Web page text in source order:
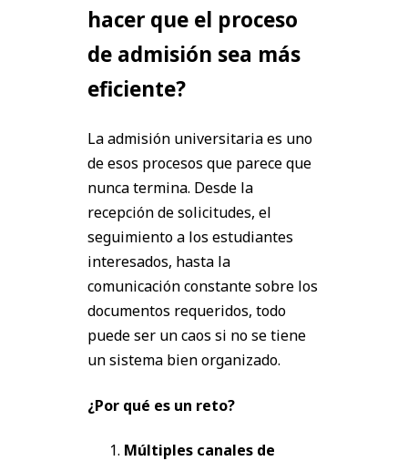
hacer que el proceso
de admisión sea más
eficiente?
La admisión universitaria es uno
de esos procesos que parece que
nunca termina. Desde la
recepción de solicitudes, el
seguimiento a los estudiantes
interesados, hasta la
comunicación constante sobre los
documentos requeridos, todo
puede ser un caos si no se tiene
un sistema bien organizado.
¿Por qué es un reto?
Múltiples canales de